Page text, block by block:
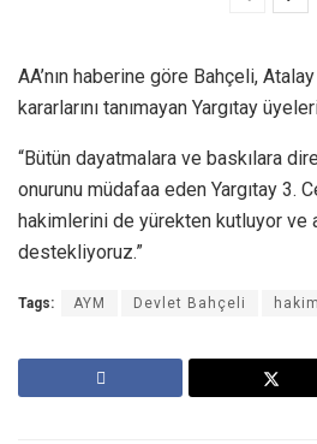
AA’nın haberine göre Bahçeli,
kararlarını tanımayan Yargıtay
“Bütün dayatmalara ve baskılara
onurunu müdafaa eden Yargıtay 3.
hakimlerini de yürekten kutluyor ve
destekliyoruz.”
Tags: AYM Devlet Bahçeli hakim